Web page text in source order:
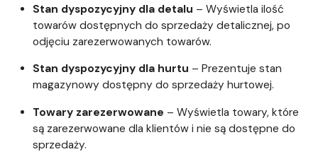
Stan dyspozycyjny dla detalu – Wyświetla ilość
towarów dostępnych do sprzedaży detalicznej, po
odjęciu zarezerwowanych towarów.
Stan dyspozycyjny dla hurtu – Prezentuje stan
magazynowy dostępny do sprzedaży hurtowej.
Towary zarezerwowane – Wyświetla towary, które
są zarezerwowane dla klientów i nie są dostępne do
sprzedaży.